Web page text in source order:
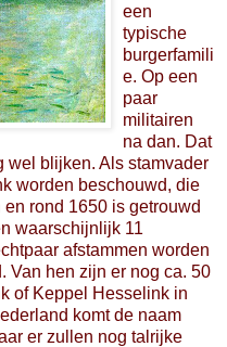
een
typische
burgerfamili
e. Op een
paar
militairen
na dan. Dat
wel blijken. Als stamvader
worden beschouwd, die
rond 1650 is getrouwd
waarschijnlijk 11
afstammen worden
Van hen zijn er nog ca. 50
of Keppel Hesselink in
komt de naam
er zullen nog talrijke